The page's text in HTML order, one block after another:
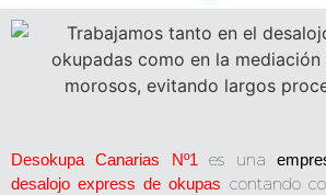
Desokupa Canarias Nº1 es una
desalojo express de okupas contando